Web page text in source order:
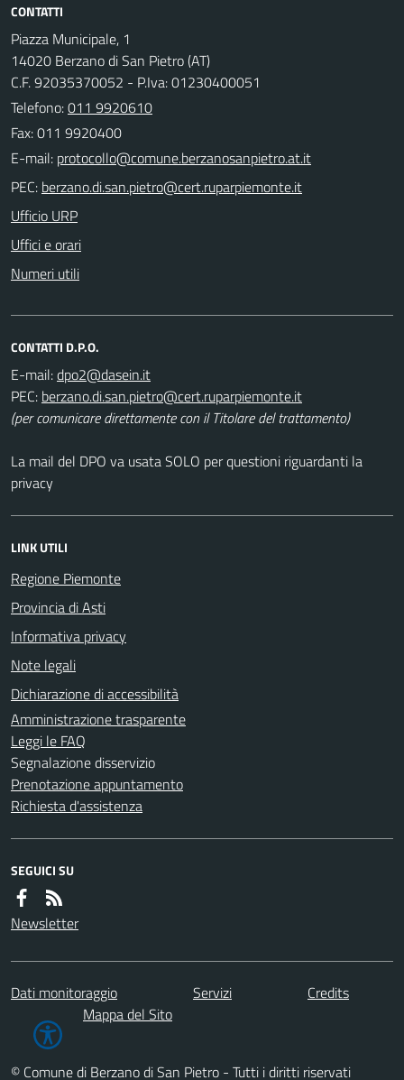
CONTATTI
Piazza Municipale, 1
14020 Berzano di San Pietro (AT)
C.F. 92035370052 - P.Iva: 01230400051
Telefono:011 9920610
Fax: 011 9920400
E-mail:
PEC:
Ufficio URP
Uffici e orari
Numeri utili
CONTATTI D.P.O.
E-mail:
PEC:
(per comunicare direttamente con il Titolare del trattamento)
La mail del DPO va usata SOLO per questioni riguardanti la
privacy
LINK UTILI
Regione Piemonte
Provincia di Asti
Informativa privacy
Note legali
Dichiarazione di accessibilità
Amministrazione trasparente
Leggi le FAQ
Segnalazione disservizio
Prenotazione appuntamento
Richiesta d'assistenza
SEGUICI SU
Newsletter
Dati monitoraggio Servizi
Credits
Mappa del Sito
© Comune di Berzano di San Pietro - Tutti i diritti riservati